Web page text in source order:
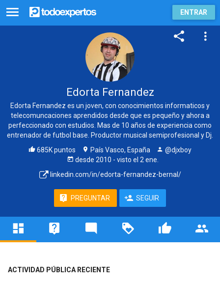
ENTRAR
Edorta Fernandez
Edorta Fernandez es un joven, con conocimientos informaticos y
telecomuncaciones aprendidos desde que es pequeño y ahora a
perfeccionado con estudios. Mas de 10 años de experiencia como
entrenador de futbol base. Productor musical semiprofesional y Dj.
685K puntos
País Vasco, España
@djxboy
desde 2010 - visto el 2 ene.
linkedin.com/in/edorta-fernandez-bernal/
PREGUNTAR SEGUIR
ACTIVIDAD PÚBLICA RECIENTE